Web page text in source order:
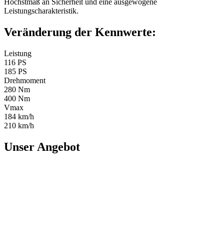
Leistungscharakteristik.
Veränderung der Kennwerte:
Leistung
116 PS
185 PS
Drehmoment
280 Nm
400 Nm
Vmax
184 km/h
210 km/h
Unser Angebot